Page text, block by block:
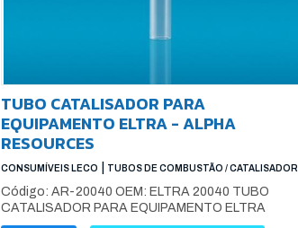
TUBO CATALISADOR PARA
EQUIPAMENTO ELTRA - ALPHA
RESOURCES
CONSUMÍVEIS LECO TUBOS DE COMBUSTÃO / CATALISADOR
Código: AR-20040 OEM: ELTRA 20040 TUBO
CATALISADOR PARA EQUIPAMENTO ELTRA